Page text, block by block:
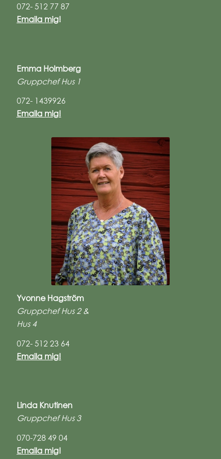
072- 512 77 87
Emaila mig!
Emma Holmberg
Gruppchef Hus 1
072- 1439926
Emaila mig!
Yvonne Hagström
Gruppchef Hus2 &
Hus 4
072- 512 23 64
Emaila mig!
Linda Knutinen
Gruppchef Hus 3
070-728 49 04
Emaila mig!